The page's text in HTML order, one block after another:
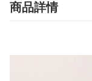
商品詳情